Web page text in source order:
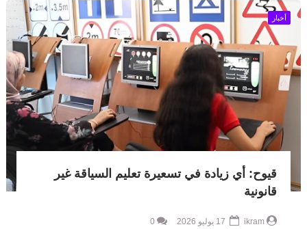
أخبار
قيوح: أي زيادة في تسعيرة تعليم السياقة غير
قانونية
ikram
0